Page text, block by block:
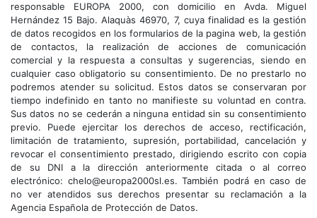
responsable EUROPA 2000, con domicilio en Avda. Miguel
Hernández 15 Bajo. Alaquàs 46970, 7, cuya finalidad es la gestión
de datos recogidos en los formularios de la pagina web, la gestión
de contactos, la realización de acciones de comunicación
comercial y la respuesta a consultas y sugerencias, siendo en
cualquier caso obligatorio su consentimiento. De no prestarlo no
podremos atender su solicitud. Estos datos se conservaran por
tiempo indefinido en tanto no manifieste su voluntad en contra.
Sus datos no se cederán a ninguna entidad sin su consentimiento
previo. Puede ejercitar los derechos de acceso, rectificación,
limitación de tratamiento, supresión, portabilidad, cancelación y
revocar el consentimiento prestado, dirigiendo escrito con copia
de su DNI a la dirección anteriormente citada o al correo
electrónico: chelo@europa2000sl.es. También podrá en caso de
no ver atendidos sus derechos presentar su reclamación a la
Agencia Española de Protección de Datos.